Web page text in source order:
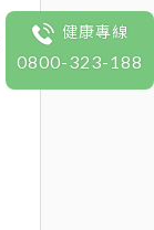
健康專線
0800-323-188